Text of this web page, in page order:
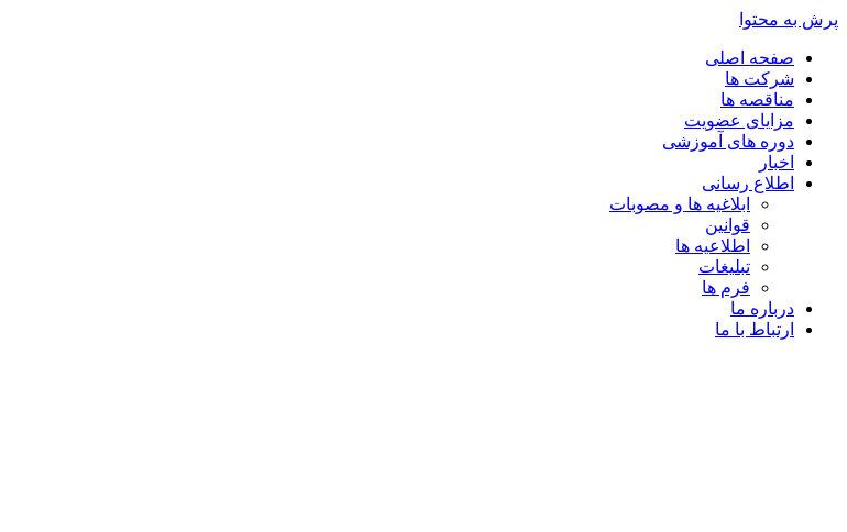
پرش به محتوا
صفحه اصلی
شرکت ها
مناقصه ها
مزایای عضویت
دوره های آموزشی
اخبار
اطلاع رسانی
ابلاغیه ها و مصوبات
قوانین
اطلاعیه ها
تبلیغات
فرم ها
درباره ما
ارتباط با ما